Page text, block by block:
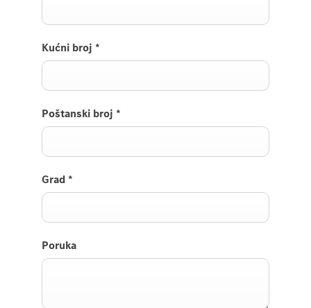
Kućni broj *
Poštanski broj *
Grad *
Poruka